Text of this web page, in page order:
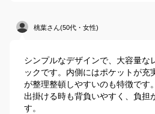
桃葉さん(50代・女性)
シンプルなデザインで、大容量な
ックです。内側にはポケットが充
が整理整頓しやすいのも特徴です
出掛ける時も背負いやすく、負担
す。